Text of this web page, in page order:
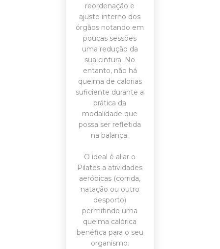
reordenação e
ajuste interno dos
órgãos notando em
poucas sessões
uma redução da
sua cintura. No
entanto, não há
queima de calorias
suficiente durante a
prática da
modalidade que
possa ser refletida
na balança.
O ideal é aliar o
Pilates a atividades
aeróbicas (corrida,
natação ou outro
desporto)
permitindo uma
queima calórica
benéfica para o seu
organismo.